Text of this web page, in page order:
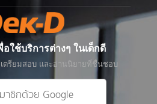
ใช้บริการต่างๆ ในเด็กดี
ตรียมสอบ และอ่านนิยายที่ชื่นชอบ
าชิกด้วย Google